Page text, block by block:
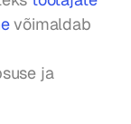
võimaldab
ja